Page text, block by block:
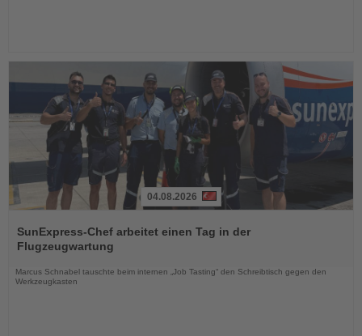
Sie
die
Nachrichten
04.08.2026
SunExpress-Chef arbeitet einen Tag in der
Flugzeugwartung
Marcus Schnabel tauschte beim internen „Job Tasting“ den Schreibtisch gegen den
Werkzeugkasten